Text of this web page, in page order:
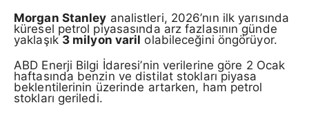
Morgan Stanley analistleri, 2026’nın ilk yarısında
küresel petrol piyasasında arz fazlasının günde
yaklaşık 3 milyon varil olabileceğini öngörüyor.
ABD Enerji Bilgi İdaresi’nin verilerine göre 2 Ocak
haftasında benzin ve distilat stokları piyasa
beklentilerinin üzerinde artarken, ham petrol
stokları geriledi.